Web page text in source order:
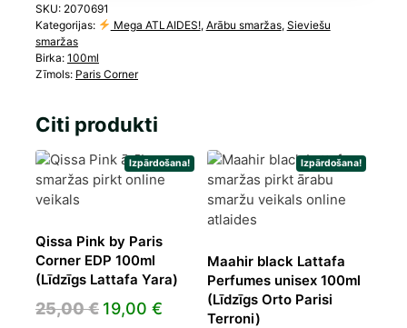
SKU: 2070691
Kategorijas:
Mega ATLAIDES!, Arābu smaržas, Sieviešu
smaržas
Birka: 100ml
Zīmols: Paris Corner
Citi produkti
Izpārdošana!
Qissa Pink by Paris
Corner EDP 100ml
(Līdzīgs Lattafa Yara)
25,00€ Original
19,00 € Current
Izpārdošana!
Maahir black Lattafa
Perfumes unisex 100ml
(Līdzīgs Orto Parisi
Terroni)